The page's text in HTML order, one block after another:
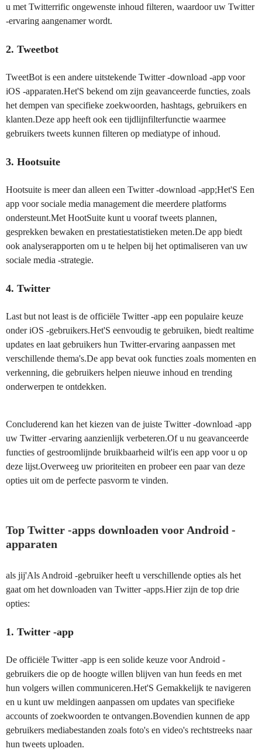
u met Twitterrific ongewenste inhoud filteren, waardoor uw Twitter
-ervaring aangenamer wordt.
2. Tweetbot
TweetBot is een andere uitstekende Twitter -download -app voor
iOS -apparaten.Het'S bekend om zijn geavanceerde functies, zoals
het dempen van specifieke zoekwoorden, hashtags, gebruikers en
klanten.Deze app heeft ook een tijdlijnfilterfunctie waarmee
gebruikers tweets kunnen filteren op mediatype of inhoud.
3. Hootsuite
Hootsuite is meer dan alleen een Twitter -download -app;Het'S Een
app voor sociale media management die meerdere platforms
ondersteunt.Met HootSuite kunt u vooraf tweets plannen,
gesprekken bewaken en prestatiestatistieken meten.De app biedt
ook analyserapporten om u te helpen bij het optimaliseren van uw
sociale media -strategie.
4. Twitter
Last but not least is de officiële Twitter -app een populaire keuze
onder iOS -gebruikers.Het'S eenvoudig te gebruiken, biedt realtime
updates en laat gebruikers hun Twitter-ervaring aanpassen met
verschillende thema's.De app bevat ook functies zoals momenten en
verkenning, die gebruikers helpen nieuwe inhoud en trending
onderwerpen te ontdekken.
Concluderend kan het kiezen van de juiste Twitter -download -app
uw Twitter -ervaring aanzienlijk verbeteren.Of u nu geavanceerde
functies of gestroomlijnde bruikbaarheid wilt'is een app voor u op
deze lijst.Overweeg uw prioriteiten en probeer een paar van deze
opties uit om de perfecte pasvorm te vinden.
Top Twitter -apps downloaden voor Android -
apparaten
als jij'Als Android -gebruiker heeft u verschillende opties als het
gaat om het downloaden van Twitter -apps.Hier zijn de top drie
opties:
1. Twitter -app
De officiële Twitter -app is een solide keuze voor Android -
gebruikers die op de hoogte willen blijven van hun feeds en met
hun volgers willen communiceren.Het'S Gemakkelijk te navigeren
en u kunt uw meldingen aanpassen om updates van specifieke
accounts of zoekwoorden te ontvangen.Bovendien kunnen de app
gebruikers mediabestanden zoals foto's en video's rechtstreeks naar
hun tweets uploaden.